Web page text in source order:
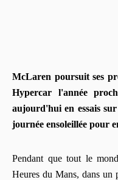
McLaren poursuit ses
Hypercar l'année
aujourd'hui en essais
journée ensoleillée pour
Pendant que tout le
Heures du Mans, dans un